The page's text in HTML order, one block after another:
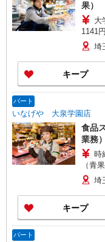
果）
大
1141
30％増（深夜
め、
埼
キープ
パート
いなげや 大泉学園店
食品
業務）
時
（青
詳細
8:00／時給200
22:00以
の長
して
埼
キープ
パート